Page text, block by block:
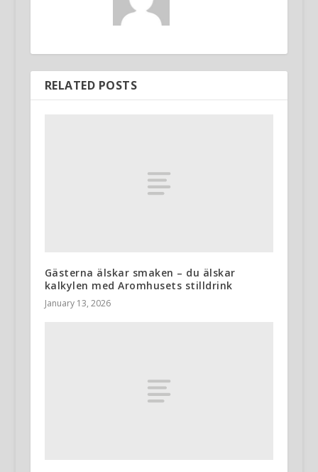
RELATED POSTS
Gästerna älskar smaken – du älskar
kalkylen med Aromhusets stilldrink
January 13, 2026